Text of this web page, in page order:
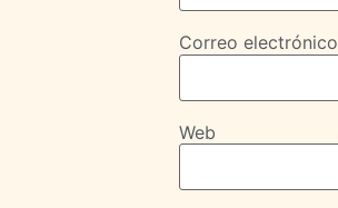
Correo electrónico
Web